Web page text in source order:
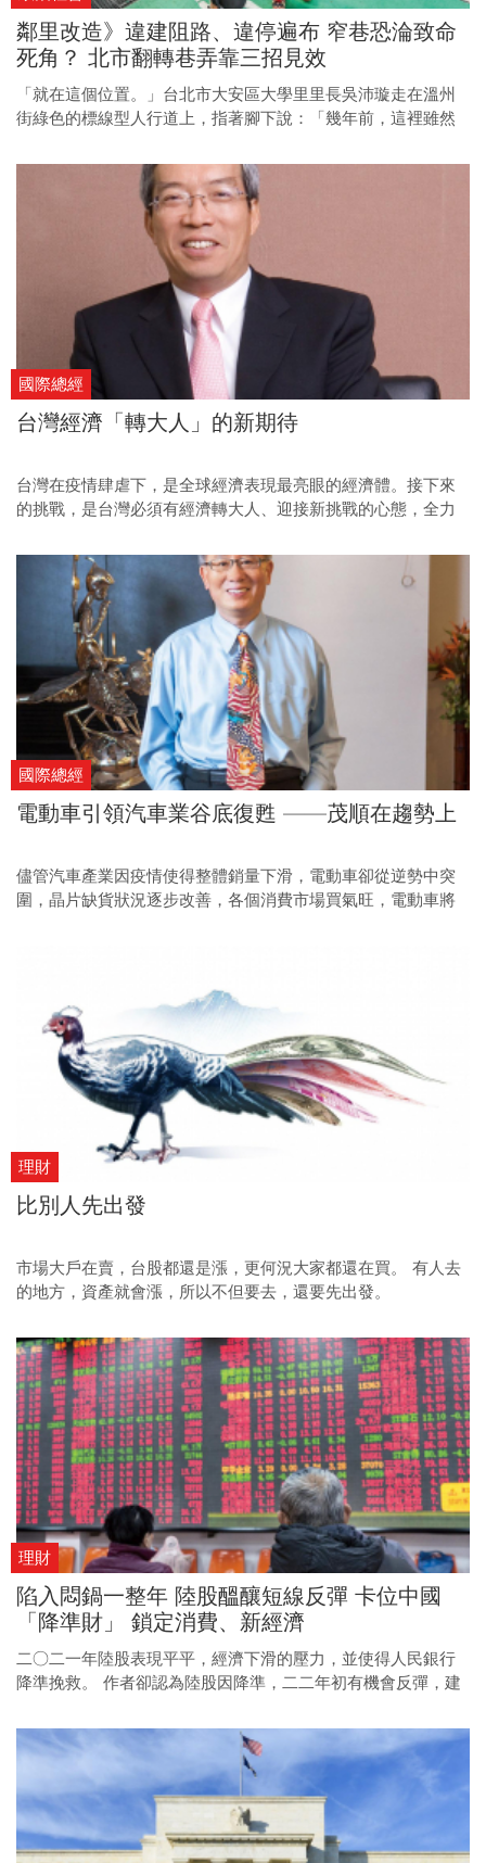
鄰里改造》違建阻路、違停遍布 窄巷恐淪致命
死角？ 北市翻轉巷弄靠三招見效
「就在這個位置。」台北市大安區大學里里長吳沛璇走在溫州
街綠色的標線型人行道上，指著腳下說：「幾年前，這裡雖然
吳沛璇向一旁的前台北市交通局局長鍾慧諭交換了眼神，並強
調：「這些違建長期占據，使得行人步行空間被擋住，是非常
危險的事。」違建阻路、違停遍布，也成為了行車行人的致命
國際總經
台灣經濟「轉大人」的新期待
台灣在疫情肆虐下，是全球經濟表現最亮眼的經濟體。接下來
的挑戰，是台灣必須有經濟轉大人、迎接新挑戰的心態，全力
國際總經
電動車引領汽車業谷底復甦 ——茂順在趨勢上
儘管汽車產業因疫情使得整體銷量下滑，電動車卻從逆勢中突
圍，晶片缺貨狀況逐步改善，各個消費市場買氣旺，電動車將
理財
比別人先出發
市場大戶在賣，台股都還是漲，更何況大家都還在買。 有人去
的地方，資產就會漲，所以不但要去，還要先出發。
理財
陷入悶鍋一整年 陸股醞釀短線反彈 卡位中國
「降準財」 鎖定消費、新經濟
二○二一年陸股表現平平，經濟下滑的壓力，並使得人民銀行
降準挽救。 作者卻認為陸股因降準，二二年初有機會反彈，建